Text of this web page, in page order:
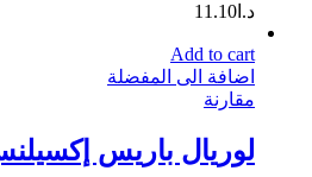
د.ا 11.10
Add to cart
اضافة الى المفضلة
مقارنة
لوريال باريس إكسيلنس